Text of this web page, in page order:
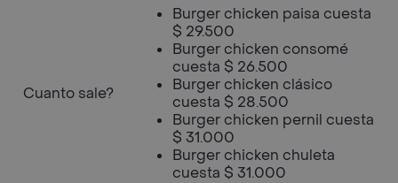
Cuanto sale?
Burger chicken paisa cuesta
$ 29.500
Burger chicken consomé
cuesta $ 26.500
Burger chicken clásico
cuesta $ 28.500
Burger chicken pernil cuesta
$ 31.000
Burger chicken chuleta
cuesta $ 31.000